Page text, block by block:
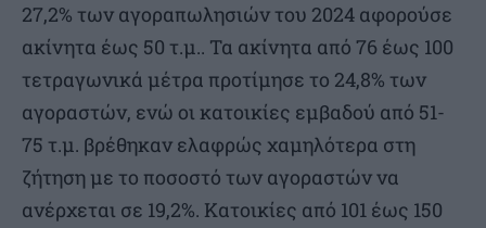
27,2% των αγοραπωλησιών του 2024 αφορούσε
ακίνητα έως 50 τ.μ.. Τα ακίνητα από 76 έως 100
τετραγωνικά μέτρα προτίμησε το 24,8% των
αγοραστών, ενώ οι κατοικίες εμβαδού από 51-
75 τ.μ. βρέθηκαν ελαφρώς χαμηλότερα στη
ζήτηση με το ποσοστό των αγοραστών να
ανέρχεται σε 19,2%. Κατοικίες από 101 έως 150